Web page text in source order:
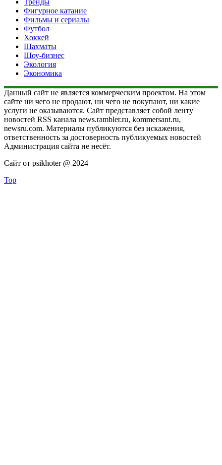
Фигурное катание
Фильмы и сериалы
Футбол
Хоккей
Шахматы
Шоу-бизнес
Экология
Экономика
Данный сайт не является коммерческим проектом. На этом
сайте ни чего не продают, ни чего не покупают, ни какие
услуги не оказываются. Сайт представляет собой ленту
новостей RSS канала news.rambler.ru, kommersant.ru,
newsru.com. Материалы публикуются без искажения,
ответственность за достоверность публикуемых новостей
Администрация сайта не несёт.
Сайт от psikhoter @ 2024
Top